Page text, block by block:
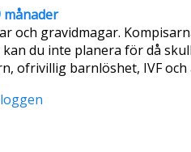
och gravidmagar.
kan du inte planera för då
ofrivillig barnlöshet, IVF och